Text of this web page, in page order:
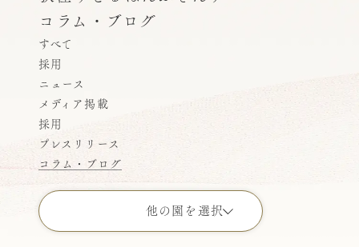
コラム・ブログ
すべて
採用
ニュース
メディア掲載
採用
プレスリリース
コラム・ブログ
他の園を選択